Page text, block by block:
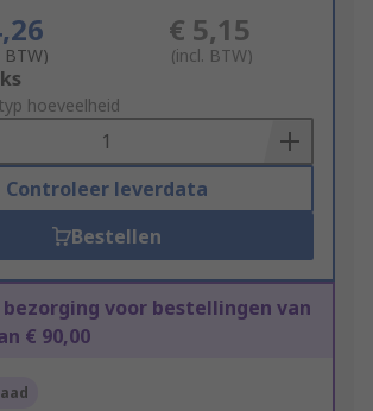
BTW)
€ 5,15
(incl. BTW)
hoeveelheid
Controleer leverdata
Bestellen
bezorging voor bestellingen van
€ 90,00